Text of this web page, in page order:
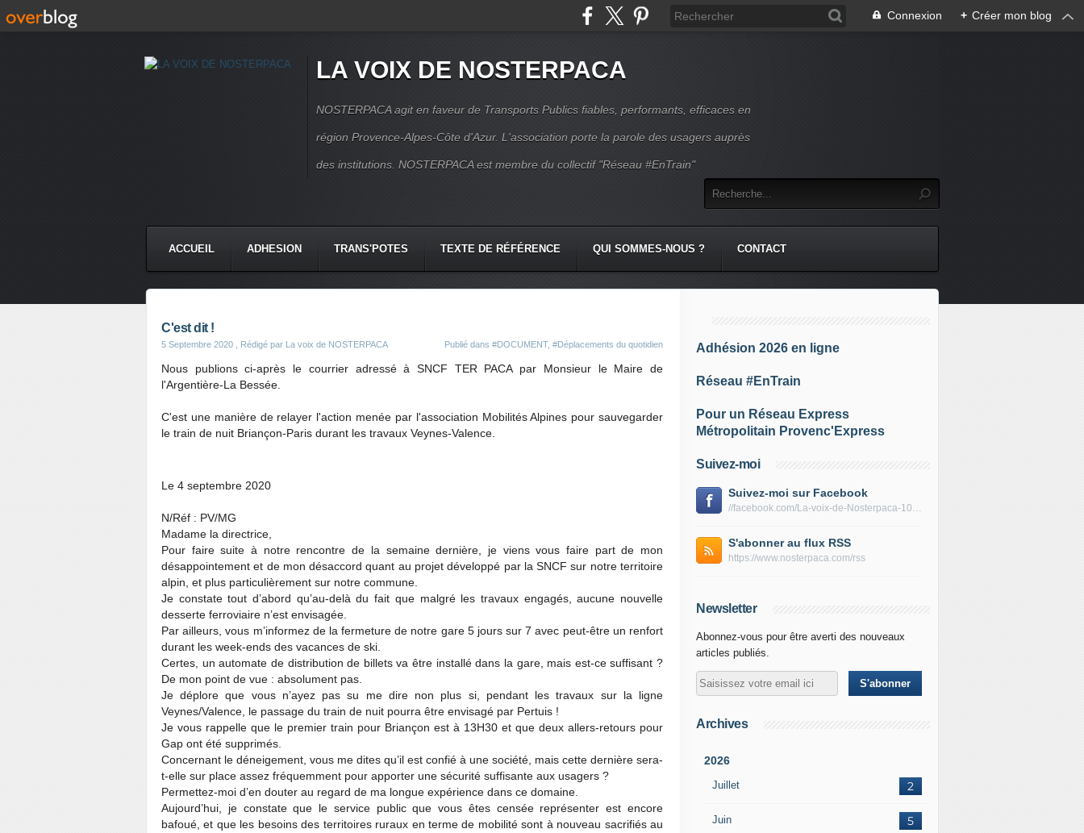
Connexion + Créer mon blog
LA VOIX DE NOSTERPACA
NOSTERPACA agit en faveur de Transports Publics fiables, performants, efficaces en
région Provence-Alpes-Côte d'Azur. L'association porte la parole des usagers auprès
des institutions. NOSTERPACA est membre du collectif "Réseau #EnTrain"
ACCUEIL ADHESION TRANS'POTES TEXTE DE RÉFÉRENCE QUI SOMMES-NOUS ? CONTACT
C'est dit !
5 Septembre 2020 , Rédigé par La voix de NOSTERPACA Publié dans #DOCUMENT, #Déplacements du quotidien
Nous publions ci-après le courrier adressé à SNCF TER PACA par Monsieur le Maire de
l'Argentière-La Bessée.
C'est une manière de relayer l'action menée par l'association Mobilités Alpines pour sauvegarder
le train de nuit Briançon-Paris durant les travaux Veynes-Valence.
Le 4 septembre 2020
N/Réf : PV/MG
Madame la directrice,
Pour faire suite à notre rencontre de la semaine dernière, je viens vous faire part de mon
désappointement et de mon désaccord quant au projet développé par la SNCF sur notre territoire
alpin, et plus particulièrement sur notre commune.
Je constate tout d’abord qu’au-delà du fait que malgré les travaux engagés, aucune nouvelle
desserte ferroviaire n’est envisagée.
Par ailleurs, vous m’informez de la fermeture de notre gare 5 jours sur 7 avec peut-être un renfort
durant les week-ends des vacances de ski.
Certes, un automate de distribution de billets va être installé dans la gare, mais est-ce suffisant ?
De mon point de vue : absolument pas.
Je déplore que vous n’ayez pas su me dire non plus si, pendant les travaux sur la ligne
Veynes/Valence, le passage du train de nuit pourra être envisagé par Pertuis !
Je vous rappelle que le premier train pour Briançon est à 13H30 et que deux allers-retours pour
Gap ont été supprimés.
Concernant le déneigement, vous me dites qu’il est confié à une société, mais cette dernière sera-
t-elle sur place assez fréquemment pour apporter une sécurité suffisante aux usagers ?
Permettez-moi d’en douter au regard de ma longue expérience dans ce domaine.
Aujourd’hui, je constate que le service public que vous êtes censée représenter est encore
bafoué, et que les besoins des territoires ruraux en terme de mobilité sont à nouveau sacrifiés au
Adhésion 2026 en ligne
Réseau #EnTrain
Pour un Réseau Express
Métropolitain Provenc'Express
Suivez-moi
Suivez-moi sur Facebook
//facebook.com/La-voix-de-Nosterpaca-106434384284735
S'abonner au flux RSS
https://www.nosterpaca.com/rss
Newsletter
Abonnez-vous pour être averti des nouveaux
articles publiés.
Archives
2026
Juillet 2
Juin 5